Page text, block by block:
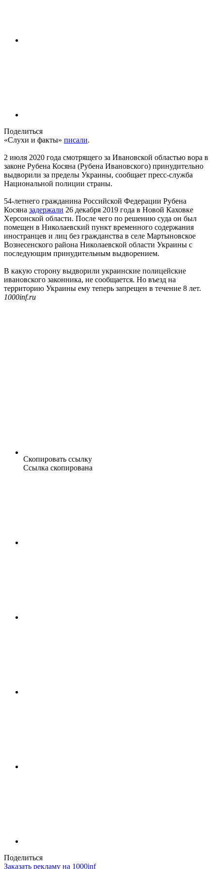
Поделиться
«Слухи и факты» писали.
2 июля 2020 года смотрящего за Ивановской областью вора в
законе Рубена Косяна (Рубена Ивановского) принудительно
выдворили за пределы Украины, сообщает пресс-служба
Национальной полиции страны.
54-летнего гражданина Российской Федерации Рубена
Косяна задержали 26 декабря 2019 года в Новой Каховке
Херсонской области. После чего по решению суда он был
помещен в Николаевский пункт временного содержания
иностранцев и лиц без гражданства в селе Мартыновское
Вознесенского района Николаевской области Украины с
последующим принудительным выдворением.
В какую сторону выдворили украинские полицейские
ивановского законника, не сообщается. Но въезд на
территорию Украины ему теперь запрещен в течение 8 лет.
1000inf.ru
Скопировать ссылку
Ссылка скопирована
Поделиться
Заказать рекламу на 1000inf